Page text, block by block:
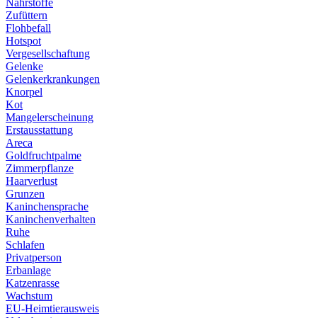
Nährstoffe
Zufüttern
Flohbefall
Hotspot
Vergesellschaftung
Gelenke
Gelenkerkrankungen
Knorpel
Kot
Mangelerscheinung
Erstausstattung
Areca
Goldfruchtpalme
Zimmerpflanze
Haarverlust
Grunzen
Kaninchensprache
Kaninchenverhalten
Ruhe
Schlafen
Privatperson
Erbanlage
Katzenrasse
Wachstum
EU-Heimtierausweis